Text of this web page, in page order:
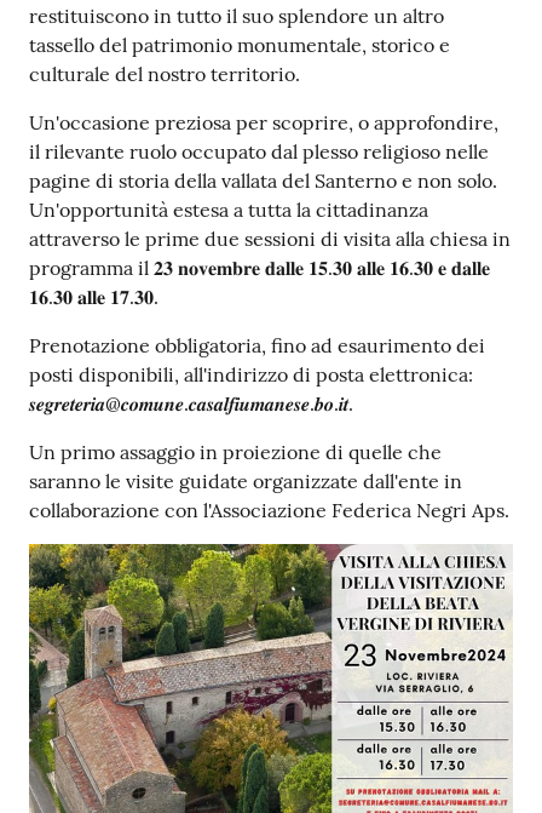
restituiscono in tutto il suo splendore un altro
tassello del patrimonio monumentale, storico e
culturale del nostro territorio.
Un'occasione preziosa per scoprire, o approfondire,
il rilevante ruolo occupato dal plesso religioso nelle
pagine di storia della vallata del Santerno e non solo.
Un'opportunità estesa a tutta la cittadinanza
attraverso le prime due sessioni di visita alla chiesa in
programma il 𝟐𝟑 𝐧𝐨𝐯𝐞𝐦𝐛𝐫𝐞 𝐝𝐚𝐥𝐥𝐞 𝟏𝟓.𝟑𝟎 𝐚𝐥𝐥𝐞 𝟏𝟔.𝟑𝟎 𝐞 𝐝𝐚𝐥𝐥𝐞
𝟏𝟔.𝟑𝟎 𝐚𝐥𝐥𝐞 𝟏𝟕.𝟑𝟎.
Prenotazione obbligatoria, fino ad esaurimento dei
posti disponibili, all'indirizzo di posta elettronica:
𝒔𝒆𝒈𝒓𝒆𝒕𝒆𝒓𝒊𝒂@𝒄𝒐𝒎𝒖𝒏𝒆.𝒄𝒂𝒔𝒂𝒍𝒇𝒊𝒖𝒎𝒂𝒏𝒆𝒔𝒆.𝒃𝒐.𝒊𝒕.
Un primo assaggio in proiezione di quelle che
saranno le visite guidate organizzate dall'ente in
collaborazione con l'Associazione Federica Negri Aps.